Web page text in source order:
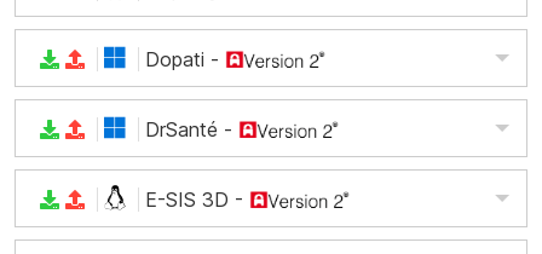
Dopati -
DrSanté -
E-SIS 3D -